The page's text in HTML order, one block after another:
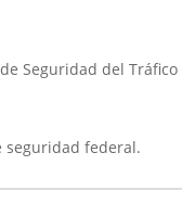
Seguridad del Tráfico
seguridad federal.